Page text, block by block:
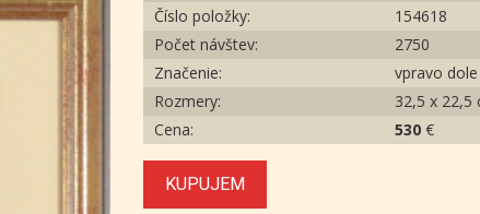
Číslo položky:
154618
Počet návštev:
2750
Značenie:
vpravo dole
Rozmery:
32,5 x 22,5
Cena:
530 €
KUPUJEM